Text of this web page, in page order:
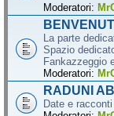
Moderatori:
La parte
Spazio
Fankazzeggio
Moderatori:
RADUNI
Date e